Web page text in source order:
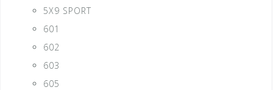
5X9 SPORT
601
602
603
605